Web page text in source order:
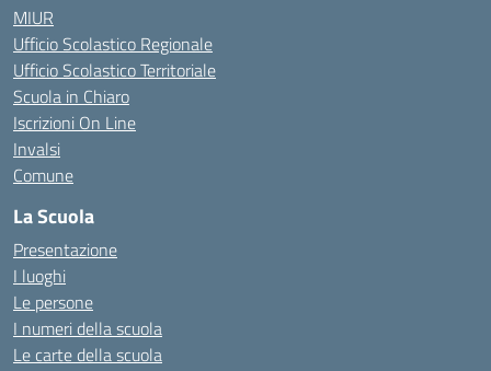
MIUR
Ufficio Scolastico Regionale
Ufficio Scolastico Territoriale
Scuola in Chiaro
Iscrizioni On Line
Invalsi
Comune
La Scuola
Presentazione
I luoghi
Le persone
I numeri della scuola
Le carte della scuola